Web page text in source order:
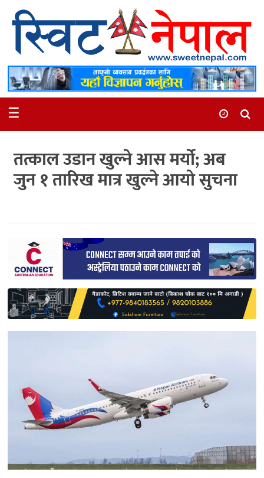
समाचार
स्थानीय
मनोरञ्जन
अन्तर्वार्ता
समाज
भिडियो
साहित्य
प्रदेश
English
☰
तत्काल उडान खुल्ने आस मर्यो; अब
जुन १ तारिख मात्र खुल्ने आयो सुचना